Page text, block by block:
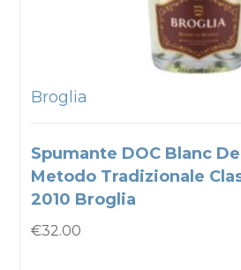
Broglia
Spumante DOC Blanc
Metodo Tradizionale
2010 Broglia
€32.00